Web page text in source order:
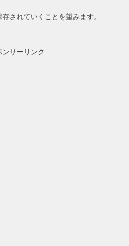
されていくことを望みます。
ンサーリンク